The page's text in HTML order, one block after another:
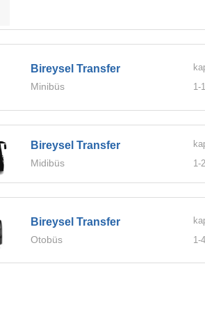
Bireysel Transfer
Minibüs
1-
Bireysel Transfer
Midibüs
1-
Bireysel Transfer
Otobüs
1-